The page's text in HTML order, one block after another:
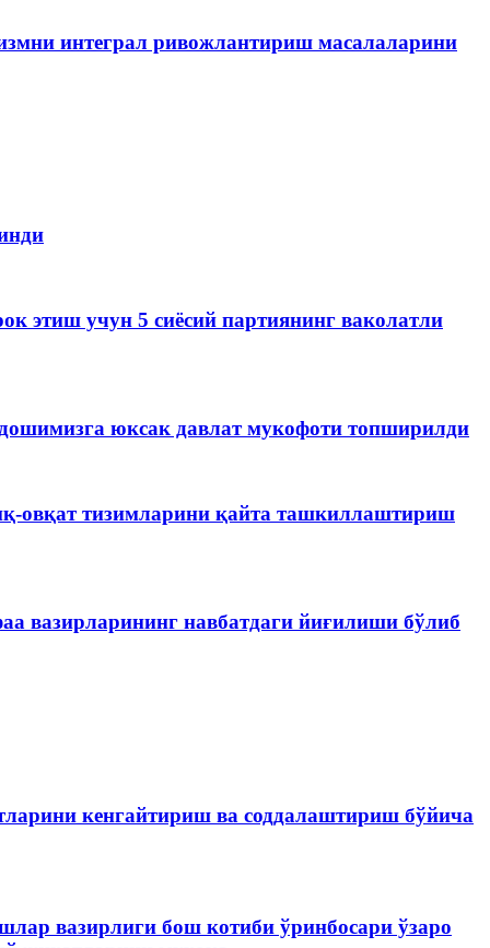
интеграл ривожлантириш масалаларини
этиш учун 5 сиёсий партиянинг ваколатли
юксак давлат мукофоти топширилди
овқат тизимларини қайта ташкиллаштириш
вазирларининг навбатдаги йиғилиши бўлиб
кенгайтириш ва соддалаштириш бўйича
вазирлиги бош котиби ўринбосари ўзаро